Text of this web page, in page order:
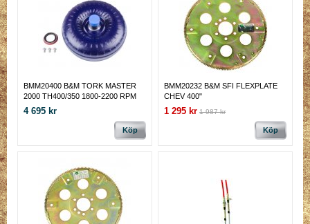
BMM20400 B&M TORK MASTER
2000 TH400/350 1800-2200 RPM
stall
4 695 kr
Köp
BMM20232 B&M SFI FLEXPLATE
CHEV 400"
1 295 kr 1 987 kr
Köp